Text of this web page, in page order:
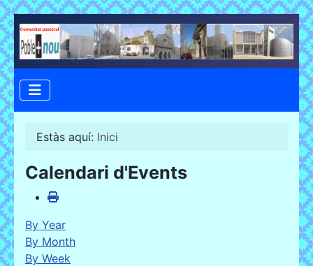
Estàs aquí: Inici
Calendari d'Events
By Year
By Month
By Week